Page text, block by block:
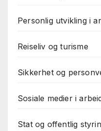
Personlig utvikling i
Reiseliv og turisme
Sikkerhet og
Sosiale medier i
Stat og offentlig